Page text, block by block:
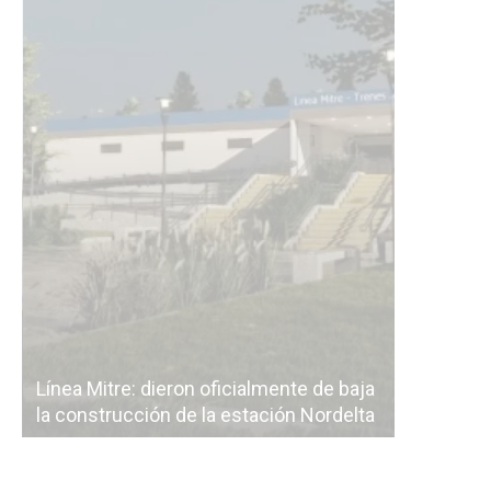
Línea Mitre: dieron oficialmente de baja
la construcción de la estación Nordelta